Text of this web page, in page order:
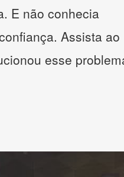
E não conhecia
Assista ao
esse